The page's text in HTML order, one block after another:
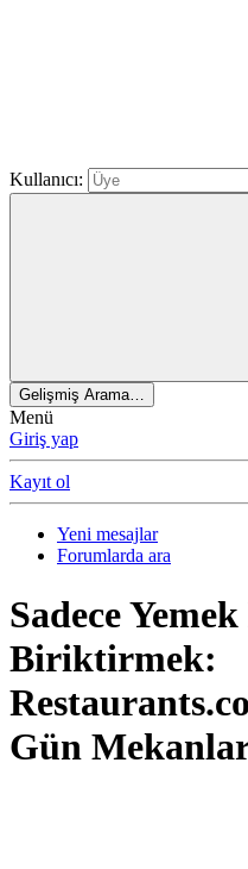
Kullanıcı:
Gelişmiş Arama…
Menü
Giriş yap
Kayıt ol
Yeni mesajlar
Forumlarda ara
Sadece
Biriktirmek:
Gün